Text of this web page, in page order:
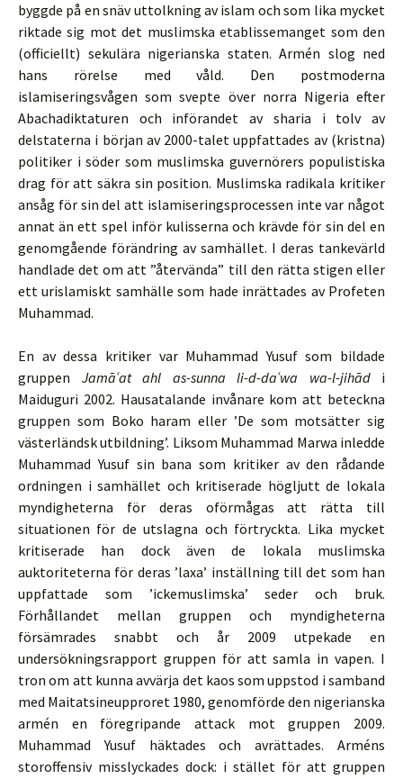
byggde på en snäv uttolkning av islam och som lika mycket
riktade sig mot det muslimska etablissemanget som den
(officiellt) sekulära nigerianska staten. Armén slog ned
hans rörelse med våld. Den postmoderna
islamiseringsvågen som svepte över norra Nigeria efter
Abachadiktaturen och införandet av sharia i tolv av
delstaterna i början av 2000-talet uppfattades av (kristna)
politiker i söder som muslimska guvernörers populistiska
drag för att säkra sin position. Muslimska radikala kritiker
ansåg för sin del att islamiseringsprocessen inte var något
annat än ett spel inför kulisserna och krävde för sin del en
genomgående förändring av samhället. I deras tankevärld
handlade det om att ”återvända” till den rätta stigen eller
ett urislamiskt samhälle som hade inrättades av Profeten
Muhammad.
En av dessa kritiker var Muhammad Yusuf som bildade
gruppen Jamāʿat ahl as-sunna li-d-daʿwa wa-l-jihādi
Maiduguri 2002. Hausatalande invånare kom att beteckna
gruppen som Boko haram eller ’De som motsätter sig
västerländsk utbildning’. Liksom Muhammad Marwa inledde
Muhammad Yusuf sin bana som kritiker av den rådande
ordningen i samhället och kritiserade högljutt de lokala
myndigheterna för deras oförmågas att rätta till
situationen för de utslagna och förtryckta. Lika mycket
kritiserade han dock även de lokala muslimska
auktoriteterna för deras ’laxa’ inställning till det som han
uppfattade som ’ickemuslimska’ seder och bruk.
Förhållandet mellan gruppen och myndigheterna
försämrades snabbt och år 2009 utpekade en
undersökningsrapport gruppen för att samla in vapen. I
tron om att kunna avvärja det kaos som uppstod i samband
med Maitatsineupproret 1980, genomförde den nigerianska
armén en föregripande attack mot gruppen 2009.
Muhammad Yusuf häktades och avrättades. Arméns
storoffensiv misslyckades dock: i stället för att gruppen